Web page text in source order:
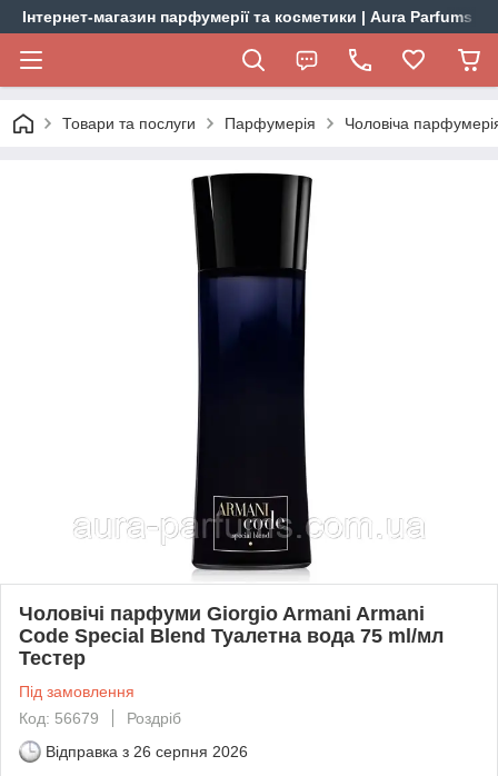
Інтернет-магазин парфумерії та косметики | Aura Parfums
Товари та послуги Парфумерія Чоловіча
Чоловічі парфуми Giorgio Armani Armani
Code Special Blend Туалетна вода 75 ml/мл
Тестер
Під замовлення
Код: 56679
Роздріб
Відправка з 26 серпня 2026